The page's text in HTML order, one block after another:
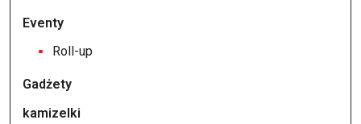
Eventy
Roll-up
Gadżety
kamizelki